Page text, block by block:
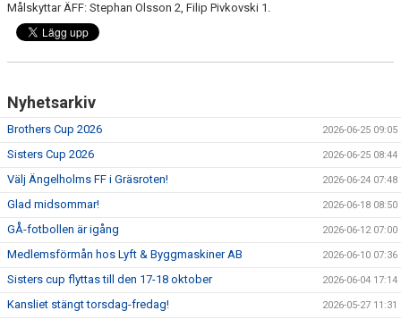
Målskyttar ÄFF: Stephan Olsson 2, Filip Pivkovski 1.
Nyhetsarkiv
Brothers Cup 2026 2026-06-25 09:05
Sisters Cup 2026 2026-06-25 08:44
Välj Ängelholms FF i Gräsroten! 2026-06-24 07:48
Glad midsommar! 2026-06-18 08:50
GÅ-fotbollen är igång 2026-06-12 07:00
Medlemsförmån hos Lyft & Byggmaskiner AB 2026-06-10 07:36
Sisters cup flyttas till den 17-18 oktober 2026-06-04 17:14
Kansliet stängt torsdag-fredag! 2026-05-27 11:31